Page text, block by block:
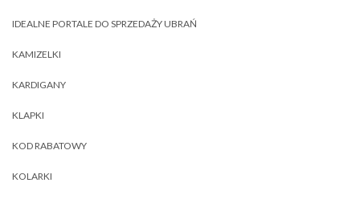
IDEALNE PORTALE DO SPRZEDAŻY UBRAŃ
KAMIZELKI
KARDIGANY
KLAPKI
KOD RABATOWY
KOLARKI